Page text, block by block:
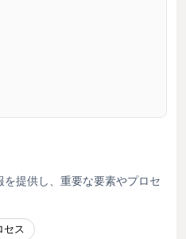
提供し、重要な要素やプロセ
セス